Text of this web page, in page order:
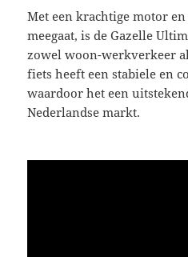
Met een krachtige motor
meegaat, is de Gazelle
zowel woon-werkverkeer
fiets heeft een stabiele en
waardoor het een
Nederlandse markt.